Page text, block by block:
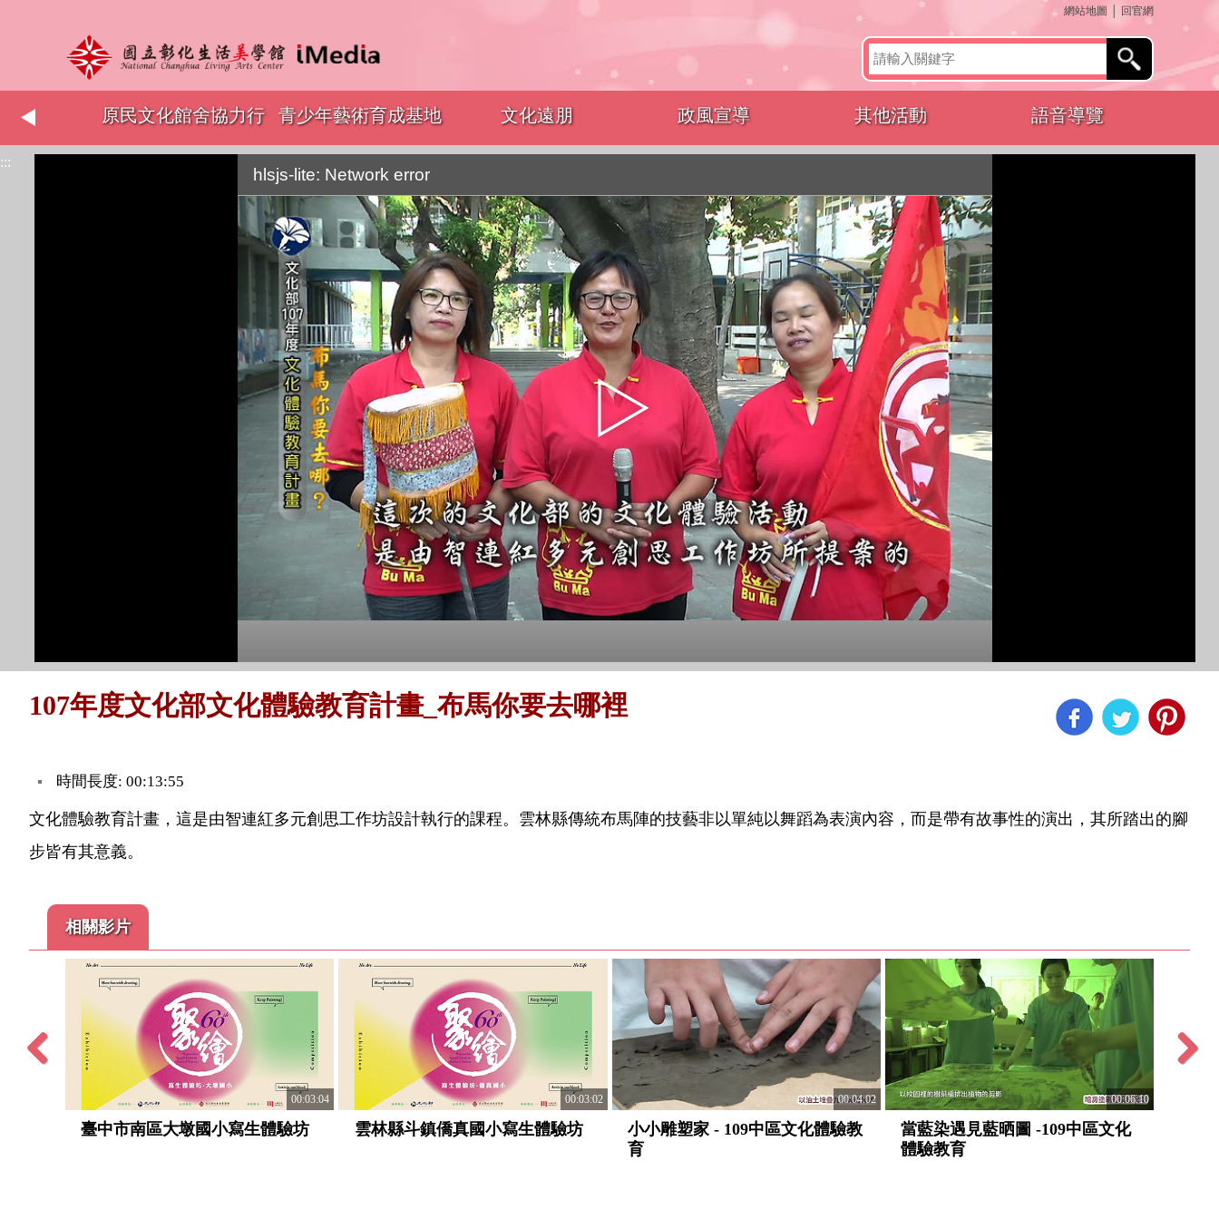
::: 網站地圖 回官網
表揚 原民文化館舍協力行 青少年藝術育成基地 文化遠朋 政風宣導 其他活動 語音導覽
:::
hlsjs-lite: Network error
107年度文化部文化體驗教育計畫_布馬你要去哪裡
時間長度: 00:13:55
文化體驗教育計畫，這是由智連紅多元創思工作坊設計執行的課程。雲林縣傳統布馬陣的技藝非以單純以舞蹈為表演內容，而是帶有故事性的演出，其所踏出的腳
步皆有其意義。
相關影片
00:03:04
臺中市南區大墩國小寫生體驗坊
00:03:02
雲林縣斗鎮僑真國小寫生體驗坊
00:04:02
小小雕塑家 - 109中區文化體驗教
育
00:06:10
當藍染遇見藍晒圖 -109中區文化
體驗教育